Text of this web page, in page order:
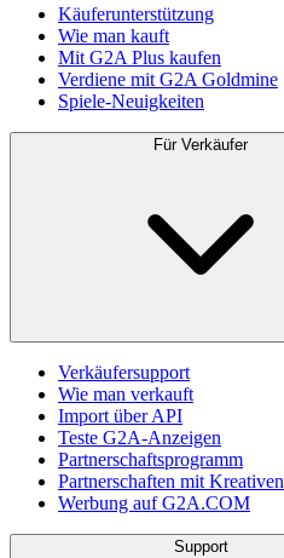
Käuferunterstützung
Wie man kauft
Mit G2A Plus kaufen
Verdiene mit G2A Goldmine
Spiele-Neuigkeiten
Für Verkäufer
Verkäufersupport
Wie man verkauft
Import über API
Teste G2A-Anzeigen
Partnerschaftsprogramm
Partnerschaften mit Kreativen
Werbung auf G2A.COM
Support